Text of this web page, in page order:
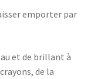
emporter par
et de brillant à
de la